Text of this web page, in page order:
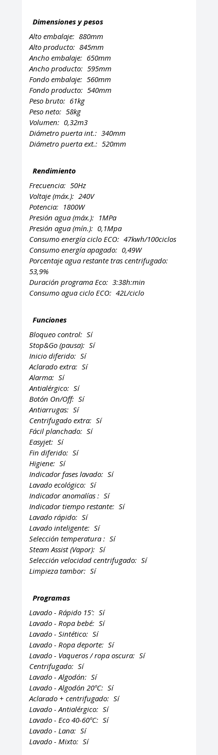
Dimensiones y pesos
Alto embalaje: 880mm
Alto producto: 845mm
Ancho embalaje: 650mm
Ancho producto: 595mm
Fondo embalaje: 560mm
Fondo producto: 540mm
Peso bruto: 61kg
Peso neto: 58kg
Volumen: 0,32m3
Diámetro puerta int.: 340mm
Diámetro puerta ext.: 520mm
Rendimiento
Frecuencia: 50Hz
Voltaje (máx.): 240V
Potencia: 1800W
Presión agua (máx.): 1MPa
Presión agua (mín.): 0,1Mpa
Consumo energía ciclo ECO: 47kwh/100ciclos
Consumo energía apagado: 0,49W
Porcentaje agua restante tras centrifugado:
53,9%
Duración programa Eco: 3:38h:min
Consumo agua ciclo ECO: 42L/ciclo
Funciones
Bloqueo control: Sí
Stop&Go (pausa): Sí
Inicio diferido: Sí
Aclarado extra: Sí
Alarma: Sí
Antialérgico: Sí
Botón On/Off: Sí
Antiarrugas: Sí
Centrifugado extra: Sí
Fácil planchado: Sí
Easyjet: Sí
Fin diferido: Sí
Higiene: Sí
Indicador fases lavado: Sí
Lavado ecológico: Sí
Indicador anomalías : Sí
Indicador tiempo restante: Sí
Lavado rápido: Sí
Lavado inteligente: Sí
Selección temperatura : Sí
Steam Assist (Vapor): Sí
Selección velocidad centrifugado: Sí
Limpieza tambor: Sí
Programas
Lavado - Rápido 15': Sí
Lavado - Ropa bebé: Sí
Lavado - Sintético: Sí
Lavado - Ropa deporte: Sí
Lavado - Vaqueros / ropa oscura: Sí
Centrifugado: Sí
Lavado - Algodón: Sí
Lavado - Algodón 20ºC: Sí
Aclarado + centrifugado: Sí
Lavado - Antialérgico: Sí
Lavado - Eco 40-60ºC: Sí
Lavado - Lana: Sí
Lavado - Mixto: Sí